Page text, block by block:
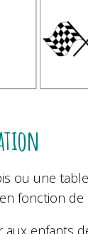
ou une
fonction de
aux enfants